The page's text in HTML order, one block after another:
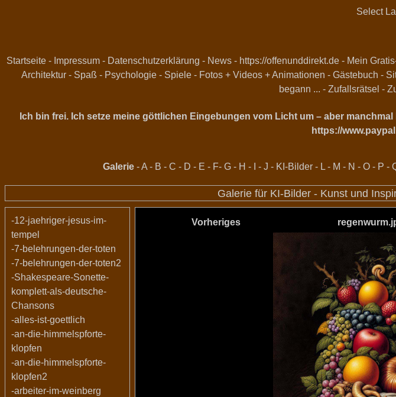
Select
Startseite - Impressum - Datenschutzerklärung - News - https://offenunddirekt.de - Mein
Architektur- Spaß - Psychologie- Spiele- Fotos + Videos + Animationen - Gästebuch -
begann ... - Zufallsrätsel -
Ich bin frei. Ich setze meine göttlichen Eingebungen vom Licht um – aber
https://
Galerie -A- B - C - D - E - F- G - H - - J - KI-Bilder - L- M - N - O - P -
Galerie für KI-Bilder - Kunst und
-12-jaehriger-jesus-im-
tempel
-7-belehrungen-der-toten
-7-belehrungen-der-toten2
-Shakespeare-Sonette-
komplett-als-deutsche-
Chansons
-alles-ist-goettlich
-an-die-himmelspforte-
klopfen
-an-die-himmelspforte-
klopfen2
-arbeiter-im-weinberg
Vorheriges